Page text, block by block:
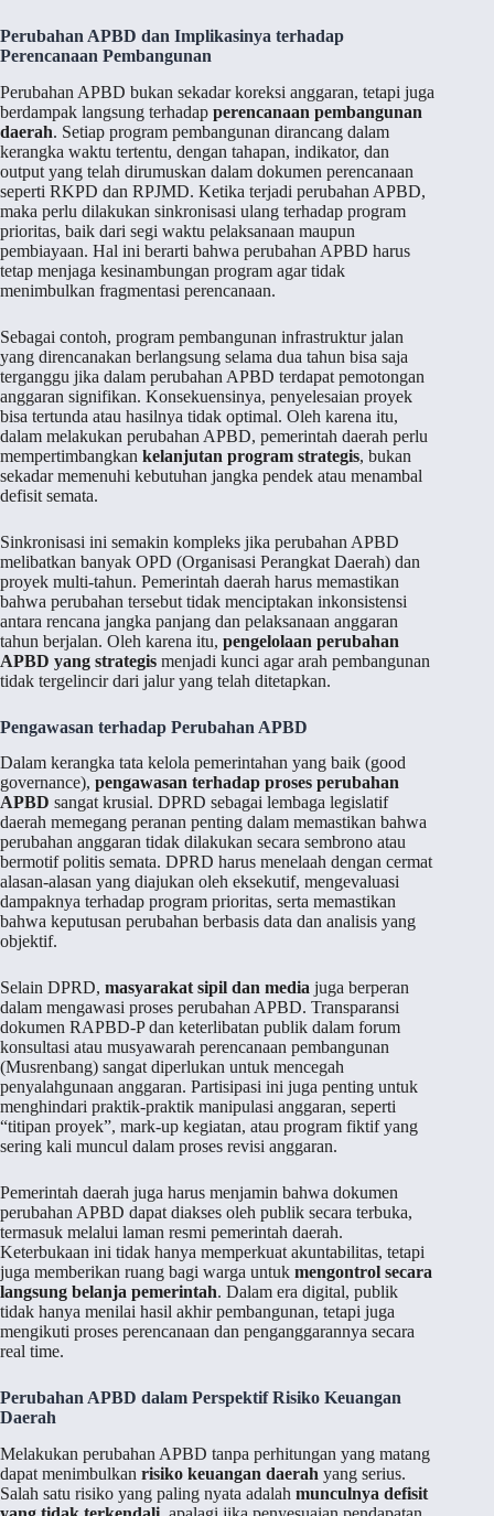
Perubahan APBD dan Implikasinya terhadap
Perencanaan Pembangunan
Perubahan APBD bukan sekadar koreksi anggaran, tetapi juga
berdampak langsung terhadap perencanaan pembangunan
daerah. Setiap program pembangunan dirancang dalam
kerangka waktu tertentu, dengan tahapan, indikator, dan
output yang telah dirumuskan dalam dokumen perencanaan
seperti RKPD dan RPJMD. Ketika terjadi perubahan APBD,
maka perlu dilakukan sinkronisasi ulang terhadap program
prioritas, baik dari segi waktu pelaksanaan maupun
pembiayaan. Hal ini berarti bahwa perubahan APBD harus
tetap menjaga kesinambungan program agar tidak
menimbulkan fragmentasi perencanaan.
Sebagai contoh, program pembangunan infrastruktur jalan
yang direncanakan berlangsung selama dua tahun bisa saja
terganggu jika dalam perubahan APBD terdapat pemotongan
anggaran signifikan. Konsekuensinya, penyelesaian proyek
bisa tertunda atau hasilnya tidak optimal. Oleh karena itu,
dalam melakukan perubahan APBD, pemerintah daerah perlu
mempertimbangkan kelanjutan program strategis, bukan
sekadar memenuhi kebutuhan jangka pendek atau menambal
defisit semata.
Sinkronisasi ini semakin kompleks jika perubahan APBD
melibatkan banyak OPD (Organisasi Perangkat Daerah) dan
proyek multi-tahun. Pemerintah daerah harus memastikan
bahwa perubahan tersebut tidak menciptakan inkonsistensi
antara rencana jangka panjang dan pelaksanaan anggaran
tahun berjalan. Oleh karena itu, pengelolaan perubahan
APBD yang strategis menjadi kunci agar arah pembangunan
tidak tergelincir dari jalur yang telah ditetapkan.
Pengawasan terhadap Perubahan APBD
Dalam kerangka tata kelola pemerintahan yang baik (good
governance), pengawasan terhadap proses perubahan
APBD sangat krusial. DPRD sebagai lembaga legislatif
daerah memegang peranan penting dalam memastikan bahwa
perubahan anggaran tidak dilakukan secara sembrono atau
bermotif politis semata. DPRD harus menelaah dengan cermat
alasan-alasan yang diajukan oleh eksekutif, mengevaluasi
dampaknya terhadap program prioritas, serta memastikan
bahwa keputusan perubahan berbasis data dan analisis yang
objektif.
Selain DPRD, masyarakat sipil dan media juga berperan
dalam mengawasi proses perubahan APBD. Transparansi
dokumen RAPBD-P dan keterlibatan publik dalam forum
konsultasi atau musyawarah perencanaan pembangunan
(Musrenbang) sangat diperlukan untuk mencegah
penyalahgunaan anggaran. Partisipasi ini juga penting untuk
menghindari praktik-praktik manipulasi anggaran, seperti
“titipan proyek”, mark-up kegiatan, atau program fiktif yang
sering kali muncul dalam proses revisi anggaran.
Pemerintah daerah juga harus menjamin bahwa dokumen
perubahan APBD dapat diakses oleh publik secara terbuka,
termasuk melalui laman resmi pemerintah daerah.
Keterbukaan ini tidak hanya memperkuat akuntabilitas, tetapi
juga memberikan ruang bagi warga untuk mengontrol secara
langsung belanja pemerintah. Dalam era digital, publik
tidak hanya menilai hasil akhir pembangunan, tetapi juga
mengikuti proses perencanaan dan penganggarannya secara
real time.
Perubahan APBD dalam Perspektif Risiko Keuangan
Daerah
Melakukan perubahan APBD tanpa perhitungan yang matang
dapat menimbulkan risiko keuangan daerah yang serius.
Salah satu risiko yang paling nyata adalah munculnya defisit